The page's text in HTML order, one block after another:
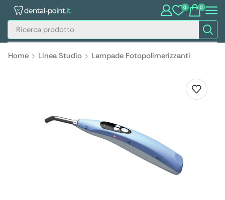
0 0
Home Linea Studio Lampade Fotopolimerizzanti